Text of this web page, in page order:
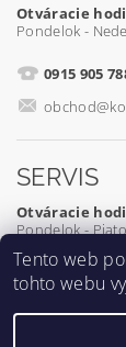
Otváracie
Pondelok -
0915 905
SERVIS
Otváracie
Pondelok -
0905 539
Tento web
tohto webu